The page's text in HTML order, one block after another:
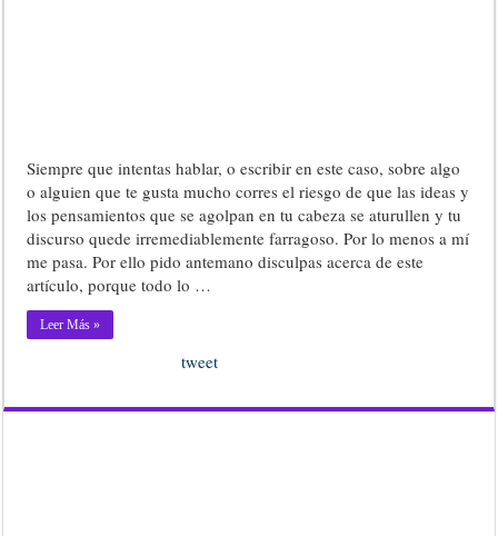
Siempre que intentas hablar, o escribir en este caso, sobre algo
o alguien que te gusta mucho corres el riesgo de que las ideas y
los pensamientos que se agolpan en tu cabeza se aturullen y tu
discurso quede irremediablemente farragoso. Por lo menos a mí
me pasa. Por ello pido antemano disculpas acerca de este
artículo, porque todo lo …
Leer Más »
tweet